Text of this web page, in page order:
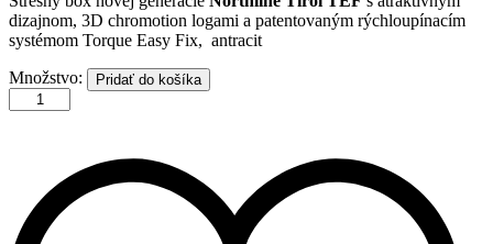
dizajnom, 3D chromotion logami a patentovaným rýchloupínacím
systémom Torque Easy Fix, antracit
NORTHLINE
TIROL
čierny
Množstvo: Pridať do košíka